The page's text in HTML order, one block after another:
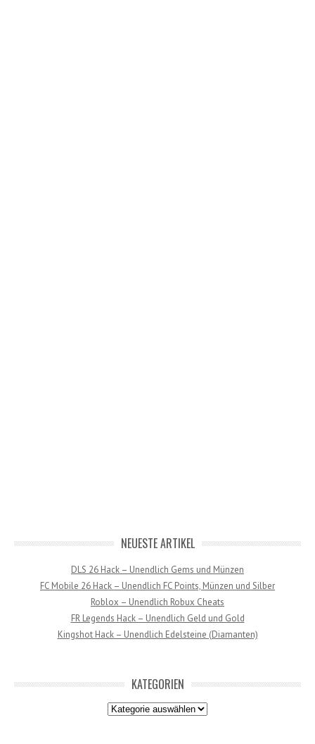
NEUESTE ARTIKEL
DLS 26 Hack – Unendlich Gems und Münzen
FC Mobile 26 Hack – Unendlich FC Points, Münzen und Silber
Roblox – Unendlich Robux Cheats
FR Legends Hack – Unendlich Geld und Gold
Kingshot Hack – Unendlich Edelsteine (Diamanten)
KATEGORIEN
Kategorien